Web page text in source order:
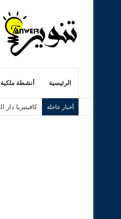
الرئيسية أنشطة ملكية
أخبار عاجلة كافيتيريا